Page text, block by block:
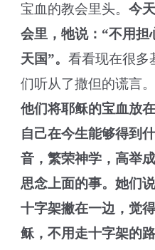
宝血的教会里头。今
会里，牠说：“不用担
天国”。看看现在很多
们听从了撒但的谎言。
他们将耶稣的宝血放
自己在今生能够得到
音，繁荣神学，高举
思念上面的事。她们
十字架撇在一边，觉
稣，不用走十字架的